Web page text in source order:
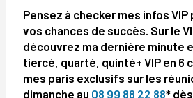
Pensez à checker mes infos
vos chances de succès. Sur le
découvrez ma dernière minute
tiercé, quarté, quinté+ VIP en 6
mes paris exclusifs sur les
dimanche au 08 99 88 22 88*